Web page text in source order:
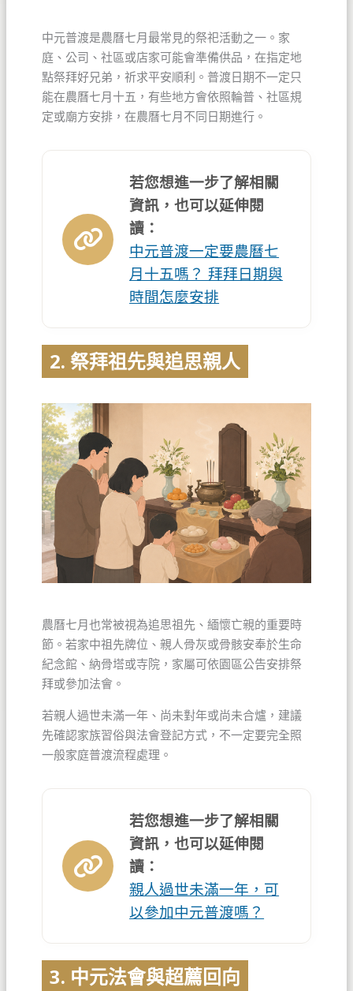
中元普渡是農曆七月最常見的祭祀活動之一。家
庭、公司、社區或店家可能會準備供品，在指定地
點祭拜好兄弟，祈求平安順利。普渡日期不一定只
能在農曆七月十五，有些地方會依照輪普、社區規
定或廟方安排，在農曆七月不同日期進行。
若您想進一步了解相關
資訊，也可以延伸閱
讀：
中元普渡一定要農曆七
月十五嗎？ 拜拜日期與
時間怎麼安排
2. 祭拜祖先與追思親人
農曆七月也常被視為追思祖先、緬懷亡親的重要時
節。若家中祖先牌位、親人骨灰或骨骸安奉於生命
紀念館、納骨塔或寺院，家屬可依園區公告安排祭
拜或參加法會。
若親人過世未滿一年、尚未對年或尚未合爐，建議
先確認家族習俗與法會登記方式，不一定要完全照
一般家庭普渡流程處理。
若您想進一步了解相關
資訊，也可以延伸閱
讀：
親人過世未滿一年，可
以參加中元普渡嗎？
3. 中元法會與超薦回向